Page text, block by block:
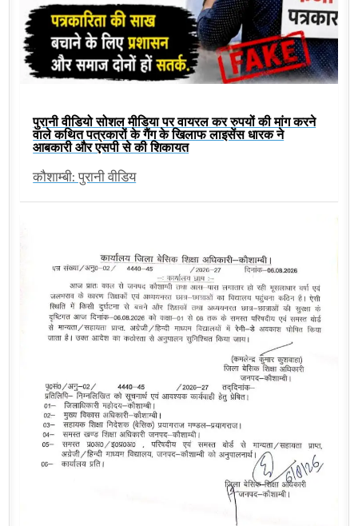
पुरानी वीडियो सोशल मीडिया पर वायरल कर रुपयों की मांग करने
वाले कथित पत्रकारों के गैंग के खिलाफ लाइसेंस धारक ने
आबकारी और एसपी से की शिकायत
कौशाम्बी: पुरानी वीडिय